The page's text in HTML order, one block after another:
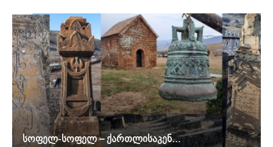
სოფელ-სოფელ – ქართლისაკენ…